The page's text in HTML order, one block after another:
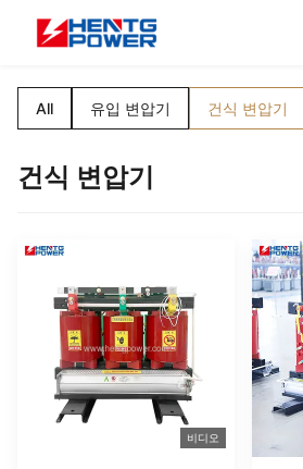
All 유입 변압기 건식 변압기
건식 변압기
비디오